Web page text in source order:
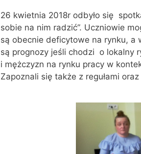
26 kwietnia 2018r odbyło się
sobie na nim radzić”. Uczniowie
są obecnie deficytowe na rynku, a
są prognozy jeśli chodzi o lokalny
i mężczyzn na rynku pracy w
Zapoznali się także z regułami